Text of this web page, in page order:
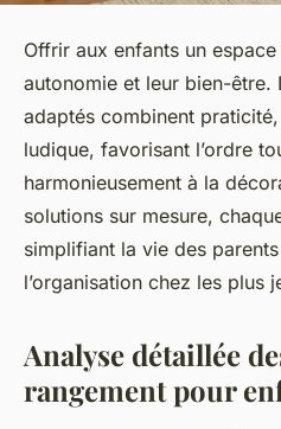
Offrir aux enfants un
autonomie et leur bien-être.
adaptés combinent
ludique, favorisant l’ordre
harmonieusement à la
solutions sur mesure,
simplifiant la vie des
l’organisation chez les plus
Analyse détaillée
rangement pour